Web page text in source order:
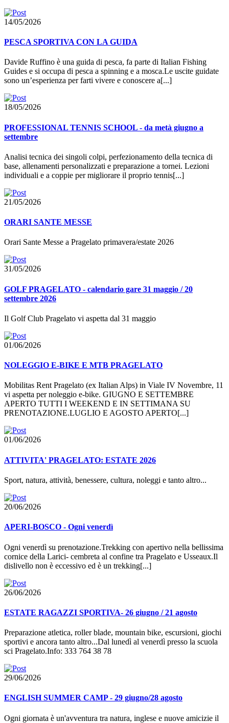
14/05/2026
PESCA SPORTIVA CON LA GUIDA
Davide Ruffino è una guida di pesca, fa parte di Italian Fishing
Guides e si occupa di pesca a spinning e a mosca.Le uscite guidate
sono un’esperienza per farti vivere e conoscere a[...]
18/05/2026
PROFESSIONAL TENNIS SCHOOL - da metà giugno a
settembre
Analisi tecnica dei singoli colpi, perfezionamento della tecnica di
base, allenamenti personalizzati e preparazione a tornei. Lezioni
individuali e a coppie per migliorare il proprio tennis[...]
21/05/2026
ORARI SANTE MESSE
Orari Sante Messe a Pragelato primavera/estate 2026
31/05/2026
GOLF PRAGELATO - calendario gare 31 maggio / 20
settembre 2026
Il Golf Club Pragelato vi aspetta dal 31 maggio
01/06/2026
NOLEGGIO E-BIKE E MTB PRAGELATO
Mobilitas Rent Pragelato (ex Italian Alps) in Viale IV Novembre, 11
vi aspetta per noleggio e-bike. GIUGNO E SETTEMBRE
APERTO TUTTI I WEEKEND E IN SETTIMANA SU
PRENOTAZIONE.LUGLIO E AGOSTO APERTO[...]
01/06/2026
ATTIVITA' PRAGELATO: ESTATE 2026
Sport, natura, attività, benessere, cultura, noleggi e tanto altro...
20/06/2026
APERI-BOSCO - Ogni venerdì
Ogni venerdì su prenotazione.Trekking con apertivo nella bellissima
cornice della Larici- cembreta al confine tra Pragelato e Usseaux.Il
dislivello non è eccessivo ed è un trekking[...]
26/06/2026
ESTATE RAGAZZI SPORTIVA- 26 giugno / 21 agosto
Preparazione atletica, roller blade, mountain bike, escursioni, giochi
sportivi e ancora tanto altro...Dal lunedì al venerdì presso la scuola
sci Pragelato.Info: 333 764 38 78
29/06/2026
ENGLISH SUMMER CAMP - 29 giugno/28 agosto
Ogni giornata è un'avventura tra natura, inglese e nuove amicizie il